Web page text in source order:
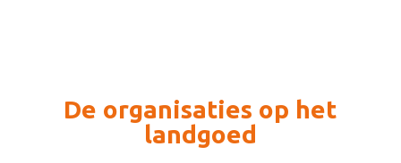
De organisaties op het
landgoed